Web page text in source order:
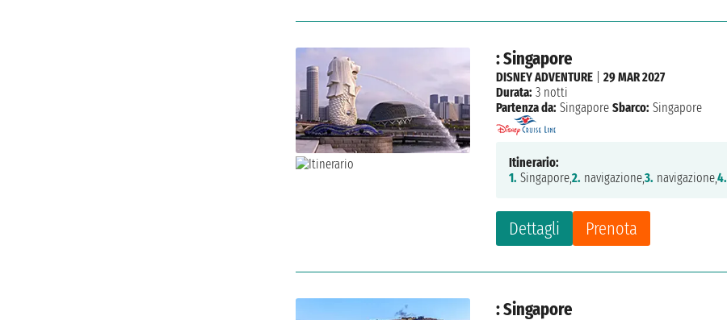
: Singapore
Dettagli Prenota
DISNEY ADVENTURE |29 MAR 2027
Durata: 3 notti
Partenza da: Singapore Sbarco: Singapore
Itinerario:
1. Singapore,2. navigazione,3. navigazione,4.
: Singapore